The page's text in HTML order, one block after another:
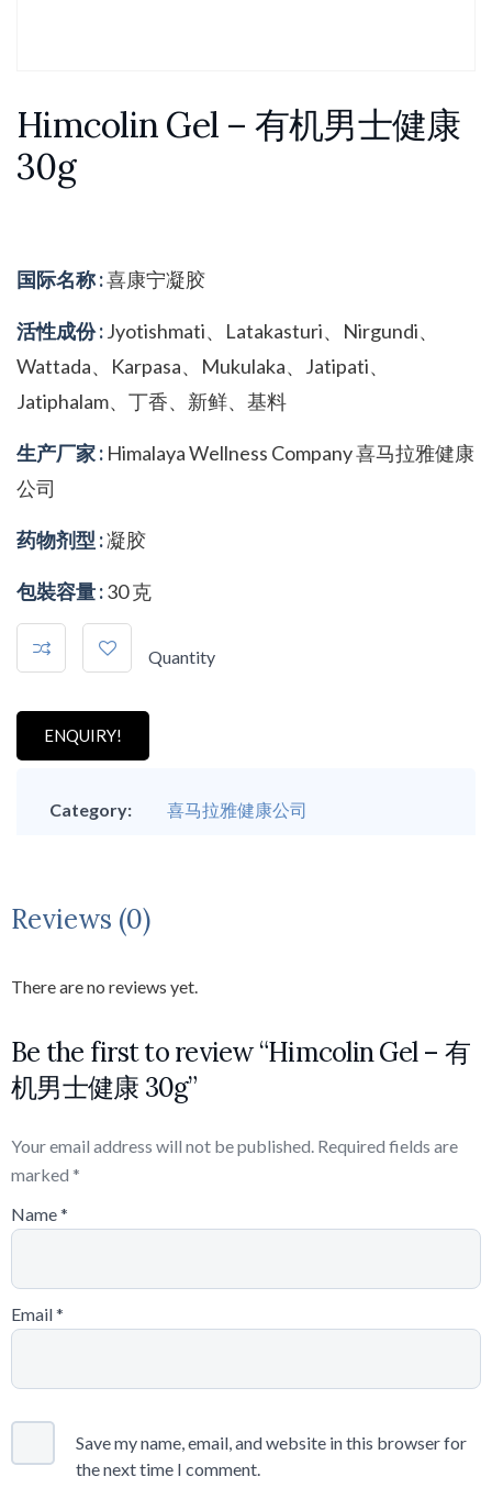
Himcolin Gel – 有机男士健康
30g
国际名称 :喜康宁凝胶
活性成份 :Jyotishmati、Latakasturi、Nirgundi、
Wattada、Karpasa、Mukulaka、Jatipati、
Jatiphalam、丁香、新鲜、基料
生产厂家 : Himalaya Wellness Company 喜马拉雅健康
公司
药物剂型 :凝胶
包裝容量 :30 克
Quantity
ENQUIRY!
Category: 喜马拉雅健康公司
Reviews (0)
There are no reviews yet.
Be the first to review “Himcolin Gel – 有
机男士健康 30g”
Your email address will not be published. Required fields are
marked *
Name*
Email*
Save my name, email, and website in this browser for
the next time I comment.